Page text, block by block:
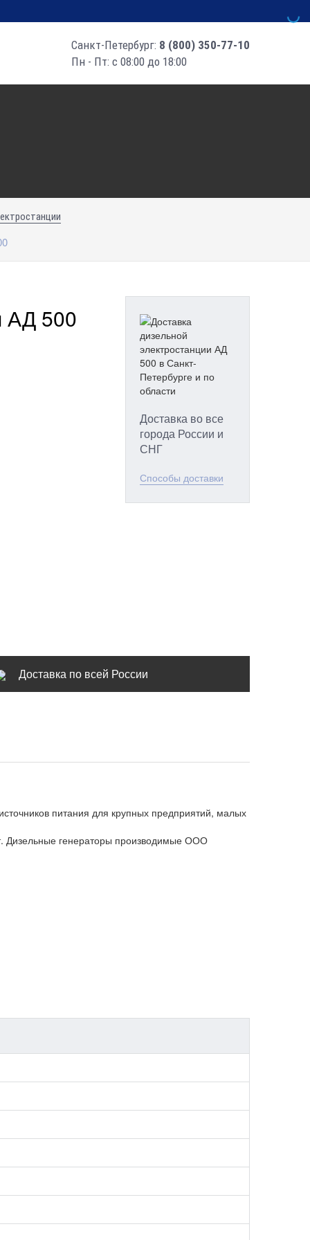
Санкт-Петербург: 8 (800) 350-77-10
Пн - Пт: с 08:00 до 18:00
АД 500
Доставка во все
города России и
СНГ
Способы доставки
Доставка по всей России
питания для крупных предприятий, малых
Дизельные генераторы производимые ООО